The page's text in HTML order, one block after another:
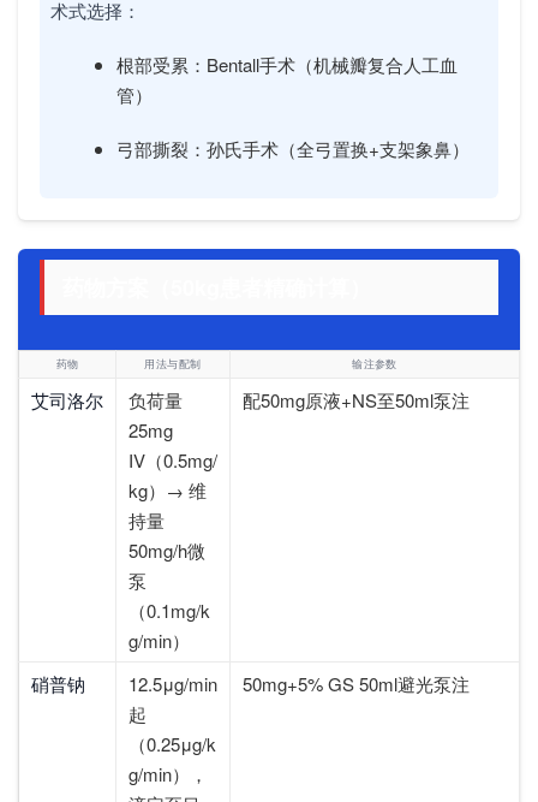
术式选择：
根部受累：Bentall手术（机械瓣复合人工血
管）
弓部撕裂：孙氏手术（全弓置换+支架象鼻）
药物 用法与配制 输注参数
艾司洛尔
负荷量
25mg
IV（0.5mg/
kg）→ 维
持量
50mg/h微
泵
（0.1mg/k
g/min）
配50mg原液+NS至50ml泵注
硝普钠
12.5μg/min
起
（0.25μg/k
g/min），
50mg+5% GS 50ml避光泵注